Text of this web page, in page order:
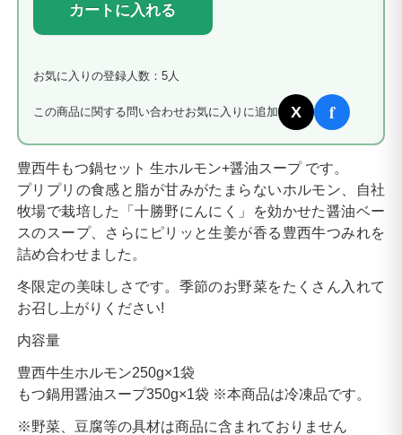
カートに入れる
お気に入りの登録人数：5人
この商品に関する問い合わせお気に入りに追加 X f
豊西牛もつ鍋セット 生ホルモン+醤油スープ です。
プリプリの食感と脂が甘みがたまらないホルモン、自社
牧場で栽培した「十勝野にんにく」を効かせた醤油ベー
スのスープ、さらにピリッと生姜が香る豊西牛つみれを
詰め合わせました。
冬限定の美味しさです。季節のお野菜をたくさん入れて
お召し上がりください!
内容量
豊西牛生ホルモン250g×1袋
もつ鍋用醤油スープ350g×1袋 ※本商品は冷凍品です。
※野菜、豆腐等の具材は商品に含まれておりません